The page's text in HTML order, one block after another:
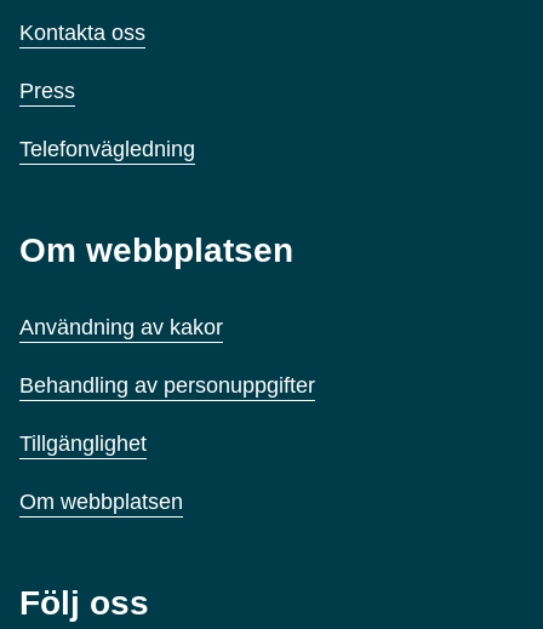
Kontakta oss
Press
Telefonvägledning
Om webbplatsen
Användning av kakor
Behandling av personuppgifter
Tillgänglighet
Om webbplatsen
Följ oss